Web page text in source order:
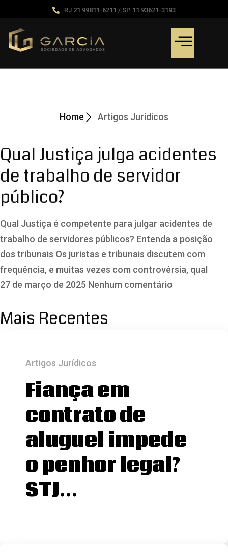
RJ 21 99811-6211 / SP 11 93621-3193
Home Artigos Jurídicos
Qual Justiça julga acidentes
de trabalho de servidor
público?
Qual Justiça é competente para julgar acidentes de
trabalho de servidores públicos? Entenda a posição
dos tribunais Os juristas e tribunais discutem com
frequência, e muitas vezes com controvérsia, qual
27 de março de 2025 Nenhum comentário
Mais Recentes
Artigos Jurídicos
Fiança em
contrato de
aluguel impede
o penhor legal?
STJ…